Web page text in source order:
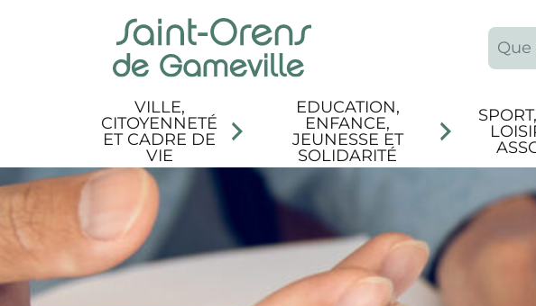
Que
VILLE,
CITOYENNETÉ
ET CADRE DE
VIE
EDUCATION,
ENFANCE,
JEUNESSE ET
SOLIDARITÉ